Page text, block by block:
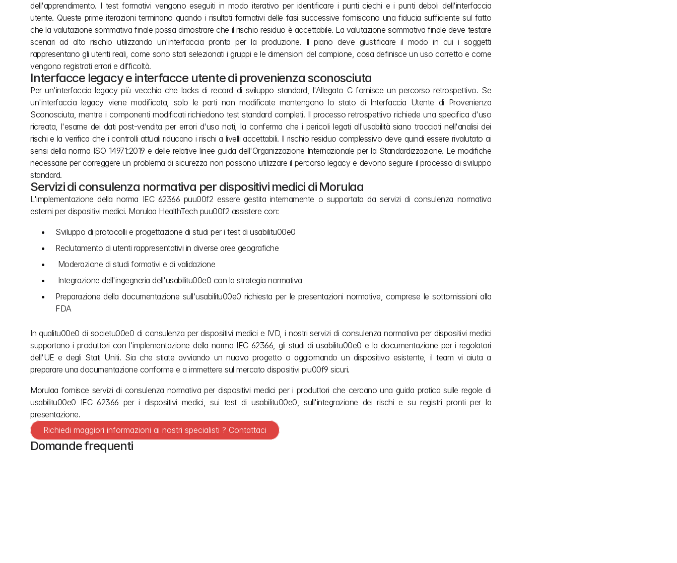
dell'apprendimento. I test formativi vengono eseguiti in modo iterativo per identificare i punti ciechi e i punti deboli dell'interfaccia
utente. Queste prime iterazioni terminano quando i risultati formativi delle fasi successive forniscono una fiducia sufficiente sul fatto
che la valutazione sommativa finale possa dimostrare che il rischio residuo è accettabile. La valutazione sommativa finale deve testare
scenari ad alto rischio utilizzando un'interfaccia pronta per la produzione. Il piano deve giustificare il modo in cui i soggetti
rappresentano gli utenti reali, come sono stati selezionati i gruppi e le dimensioni del campione, cosa definisce un uso corretto e come
vengono registrati errori e difficoltà.
Interfacce legacy e interfacce utente di provenienza sconosciuta
Per un'interfaccia legacy più vecchia che lacks di record di sviluppo standard, l'Allegato C fornisce un percorso retrospettivo. Se
un'interfaccia legacy viene modificata, solo le parti non modificate mantengono lo stato di Interfaccia Utente di Provenienza
Sconosciuta, mentre i componenti modificati richiedono test standard completi. Il processo retrospettivo richiede una specifica d'uso
ricreata, l'esame dei dati post-vendita per errori d'uso noti, la conferma che i pericoli legati all'usabilità siano tracciati nell'analisi dei
rischi e la verifica che i controlli attuali riducano i rischi a livelli accettabili. Il rischio residuo complessivo deve quindi essere rivalutato ai
sensi della norma ISO 14971:2019 e delle relative linee guida dell'Organizzazione Internazionale per la Standardizzazione. Le modifiche
necessarie per correggere un problema di sicurezza non possono utilizzare il percorso legacy e devono seguire il processo di sviluppo
standard.
Servizi di consulenza normativa per dispositivi medici di Morulaa
L'implementazione della norma IEC 62366 puu00f2 essere gestita internamente o supportata da servizi di consulenza normativa
esterni per dispositivi medici. Morulaa HealthTech puu00f2 assistere con:
Sviluppo di protocolli e progettazione di studi per i test di usabilitu00e0
Reclutamento di utenti rappresentativi in diverse aree geografiche
Moderazione di studi formativi e di validazione
Integrazione dell'ingegneria dell'usabilitu00e0 con la strategia normativa
Preparazione della documentazione sull'usabilitu00e0 richiesta per le presentazioni normative, comprese le sottomissioni alla
FDA
In qualitu00e0 di societu00e0 di consulenza per dispositivi medici e IVD, i nostri servizi di consulenza normativa per dispositivi medici
supportano i produttori con l'implementazione della norma IEC 62366, gli studi di usabilitu00e0 e la documentazione per i regolatori
dell'UE e degli Stati Uniti. Sia che stiate avviando un nuovo progetto o aggiornando un dispositivo esistente, il team vi aiuta a
preparare una documentazione conforme e a immettere sul mercato dispositivi piu00f9 sicuri.
Morulaa fornisce servizi di consulenza normativa per dispositivi medici per i produttori che cercano una guida pratica sulle regole di
usabilitu00e0 IEC 62366 per i dispositivi medici, sui test di usabilitu00e0, sull'integrazione dei rischi e su registri pronti per la
presentazione.
Richiedi maggiori informazioni ai nostri specialisti ? Contattaci
Domande frequenti